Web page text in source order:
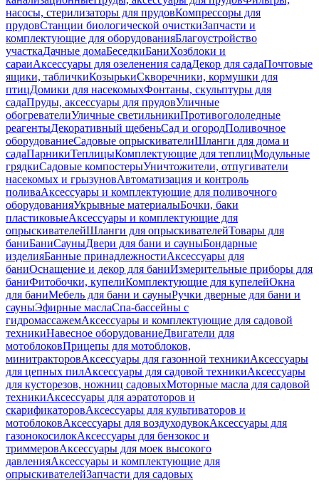
насосы, стерилизаторы для прудовКомпрессоры для
прудовСтанции биологической очисткиЗапчасти и
комплектующие для оборудованияБлагоустройство
участкаДачные домаБеседкиБаниХозблоки и
сараиАксессуары для озеленения садаДекор для садаПочтовые
ящики, табличкиКозырькиСкворечники, кормушки для
птицДомики для насекомыхФонтаны, скульптуры для
садаПруды, аксессуары для прудовУличные
обогревателиУличные светильникиПротивогололедные
реагентыДекоративный щебеньСад и огородПоливочное
оборудованиеСадовые опрыскивателиШланги для дома и
садаПарникиТеплицыКомплектующие для теплицМодульные
грядкиСадовые компостерыУничтожители, отпугиватели
насекомых и грызуновАвтоматизация и контроль
поливаАксессуары и комплектующие для поливочного
оборудованияУкрывные материалыБочки, баки
пластиковыеАксессуары и комплектующие для
опрыскивателейШланги для опрыскивателейТовары для
баниБаниСауныДвери для бани и сауныБондарные
изделияБанные принадлежностиАксессуары для
баниОснащение и декор для баниИзмерительные приборы для
баниФитобочки, купелиКомплектующие для купелейОкна
для баниМебель для бани и сауныРучки дверные для бани и
сауныЭфирные маслаСпа-бассейны с
гидромассажемАксессуары и комплектующие для садовой
техникиНавесное оборудованиеДвигатели для
мотоблоковПрицепы для мотоблоков,
минитракторовАксессуары для газонной техникиАксессуары
для цепных пилАксессуары для садовой техникиАксессуары
для кусторезов, ножниц садовыхМоторные масла для садовой
техникиАксессуары для аэратоторов и
скарификаторовАксессуары для культиваторов и
мотоблоковАксессуары для воздуходувокАксессуары для
газонокосилокАксессуары для бензокос и
триммеровАксессуары для моек высокого
давленияАксессуары и комплектующие для
опрыскивателейЗапчасти для садовых